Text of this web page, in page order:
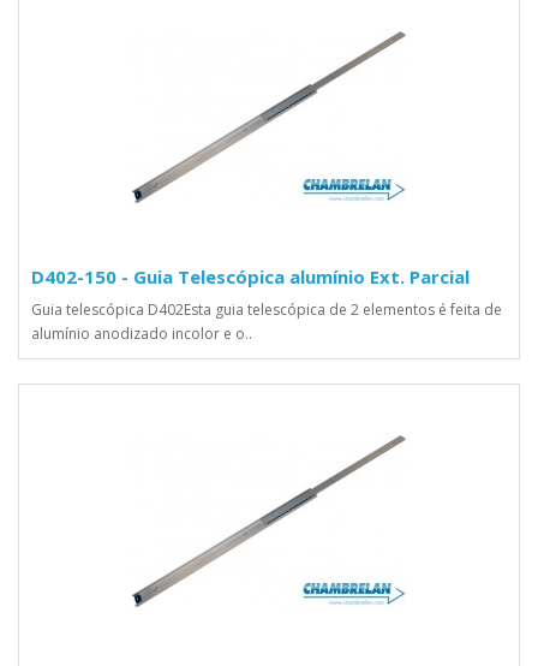
D402-150 - Guia Telescópica alumínio Ext. Parcial
Guia telescópica D402Esta guia telescópica de 2 elementos é feita de
alumínio anodizado incolor e o..